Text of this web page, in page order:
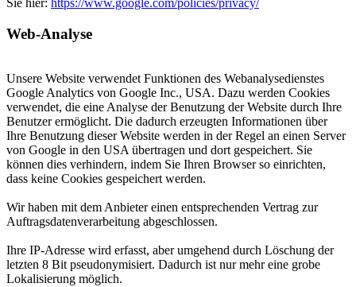
Sie hier: https://www.google.com/policies/privacy/
Web-Analyse
Unsere Website verwendet Funktionen des Webanalysedienstes
Google Analytics von Google Inc., USA. Dazu werden Cookies
verwendet, die eine Analyse der Benutzung der Website durch Ihre
Benutzer ermöglicht. Die dadurch erzeugten Informationen über
Ihre Benutzung dieser Website werden in der Regel an einen Server
von Google in den USA übertragen und dort gespeichert. Sie
können dies verhindern, indem Sie Ihren Browser so einrichten,
dass keine Cookies gespeichert werden.
Wir haben mit dem Anbieter einen entsprechenden Vertrag zur
Auftragsdatenverarbeitung abgeschlossen.
Ihre IP-Adresse wird erfasst, aber umgehend durch Löschung der
letzten 8 Bit pseudonymisiert. Dadurch ist nur mehr eine grobe
Lokalisierung möglich.